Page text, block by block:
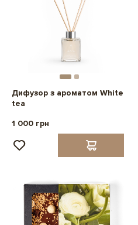
Дифузор з ароматом White
tea
1 000 грн